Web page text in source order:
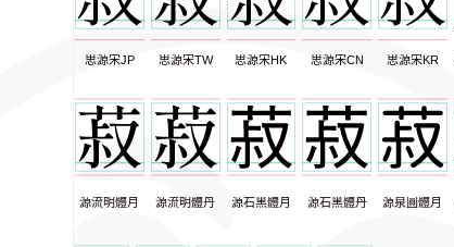
思源宋JP 思源宋TW 思源宋HK 思源宋CN 思源宋KR
源流明體月 源流明體丹 源石黑體月 源石黑體丹 源泉圓體月